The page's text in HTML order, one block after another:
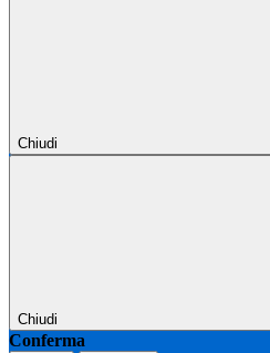
Chiudi
Chiudi
Conferma